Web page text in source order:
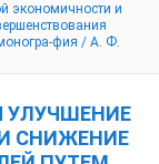
экономичности и
фия / А. Ф.
УЛУЧШЕНИЕ
СНИЖЕНИЕ